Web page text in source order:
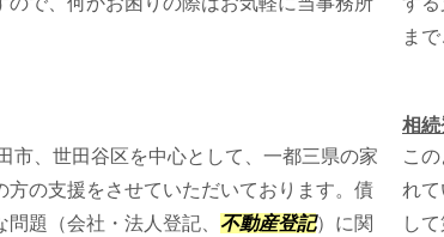
ま
市、世田谷区を中心として、一都三県の家
の支援をさせていただいております。債
題（会社・法人登記、 不動産登記）に関
相続
こ
れ
し